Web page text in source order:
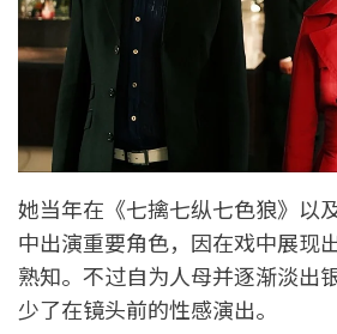
她当年在《七擒七纵七色狼》以
中出演重要角色，因在戏中展现
熟知。不过自为人母并逐渐淡出
少了在镜头前的性感演出。